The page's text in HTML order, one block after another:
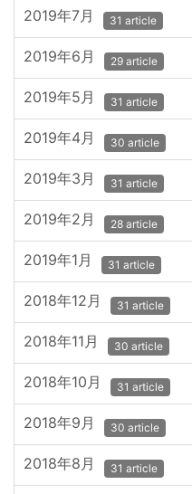
2019年7月 31 article
2019年6月 29 article
2019年5月 31 article
2019年4月 30 article
2019年3月 31 article
2019年2月 28 article
2019年1月 31 article
2018年12月 31 article
2018年11月 30 article
2018年10月 31 article
2018年9月 30 article
2018年8月 31 article